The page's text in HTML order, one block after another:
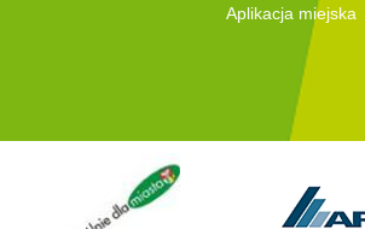
Aplikacja miejska